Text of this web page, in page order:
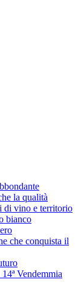
la qualità
di vino e territorio
bianco
che conquista il
Vendemmia